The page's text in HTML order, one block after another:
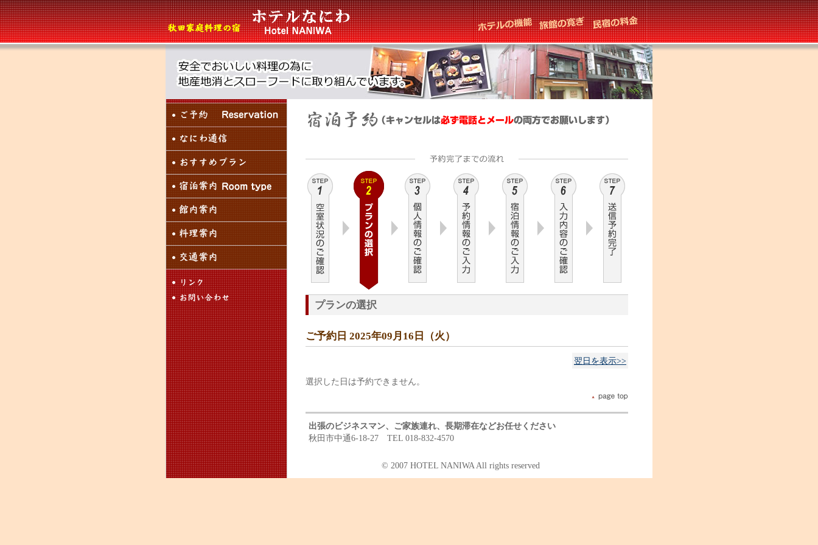
プランの選択
ご予約日 2025年09月16日（火）
翌日を表示>>
選択した日は予約できません。
出張のビジネスマン、ご家族連れ、長期滞在などお任せください
秋田市中通6-18-27 TEL 018-832-4570
© 2007 HOTEL NANIWA All rights reserved